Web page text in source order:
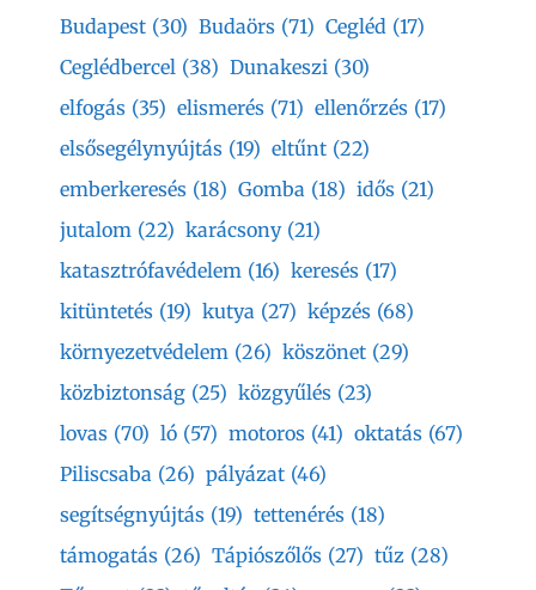
Budapest (30) Budaörs (71) Cegléd (17)
Ceglédbercel (38) Dunakeszi (30)
elfogás (35) elismerés (71) ellenőrzés (17)
elsősegélynyújtás (19) eltűnt (22)
emberkeresés (18) Gomba (18) idős (21)
jutalom (22) karácsony (21)
katasztrófavédelem (16) keresés (17)
kitüntetés (19) kutya (27) képzés (68)
környezetvédelem (26) köszönet (29)
közbiztonság (25) közgyűlés (23)
lovas (70) ló (57) motoros (41) oktatás (67)
Piliscsaba (26) pályázat (46)
segítségnyújtás (19) tettenérés (18)
támogatás (26) Tápiószőlős (27) tűz (28)